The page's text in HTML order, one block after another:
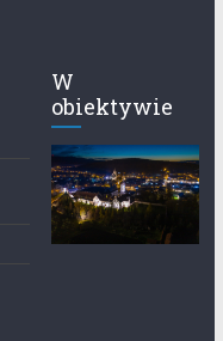
W
obiektywie